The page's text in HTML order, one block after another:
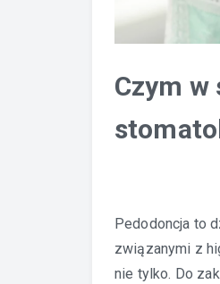
Czym
Pedodoncja to
związanymi z
nie tylko. Do